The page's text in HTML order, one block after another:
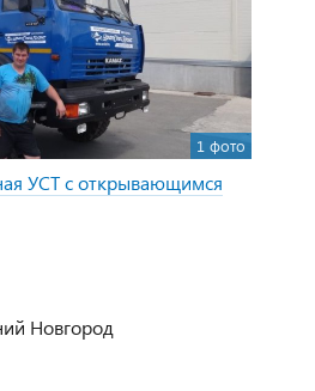
1 фото
УСТ с открывающимся
Новгород